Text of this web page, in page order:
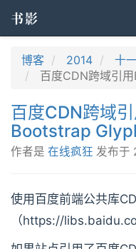
书影
博客 2014 十
百度CDN跨域引
百度CDN跨域引
Bootstrap
作者是 在线疯狂 发布于
使用百度前端公共库
（https://